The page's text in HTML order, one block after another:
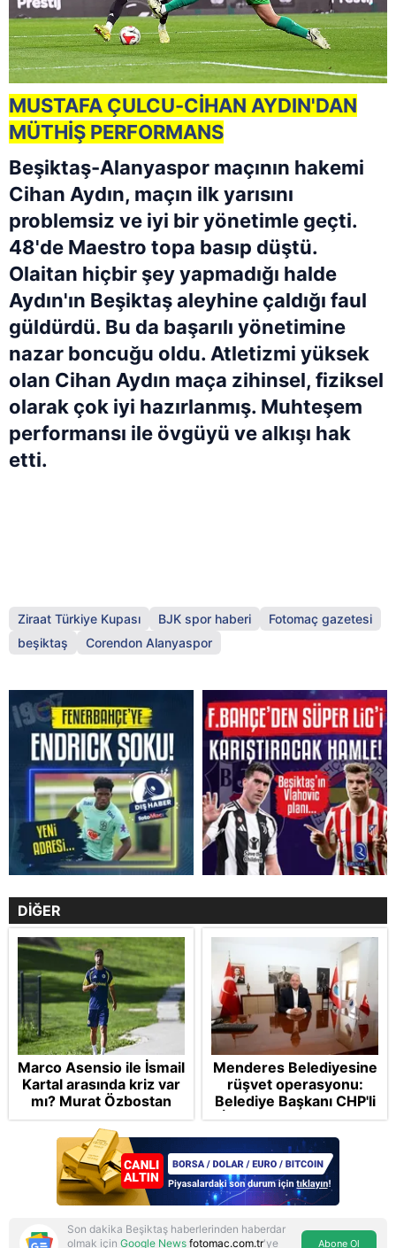
MUSTAFA ÇULCU-CİHAN AYDIN'DAN
MÜTHİŞ PERFORMANS
Beşiktaş-Alanyaspor maçının hakemi
Cihan Aydın, maçın ilk yarısını
problemsiz ve iyi bir yönetimle geçti.
48'de Maestro topa basıp düştü.
Olaitan hiçbir şey yapmadığı halde
Aydın'ın Beşiktaş aleyhine çaldığı faul
güldürdü. Bu da başarılı yönetimine
nazar boncuğu oldu. Atletizmi yüksek
olan Cihan Aydın maça zihinsel, fiziksel
olarak çok iyi hazırlanmış. Muhteşem
performansı ile övgüyü ve alkışı hak
etti.
Ziraat Türkiye Kupası BJK spor haberi
Fotomaç gazetesi
beşiktaş
Corendon Alanyaspor
DİĞER
Marco Asensio ile İsmail
Kartal arasında kriz var
mı? Murat Özbostan
analiz etti: Egoları da
yönetmelisiniz
Menderes Belediyesine
rüşvet operasyonu:
Belediye Başkanı CHP'li
İlkay Çiçek tutuklandı
Son dakika Beşiktaş haberlerinden haberdar
olmak için Google News fotomac.com.tr'ye
Abone Ol